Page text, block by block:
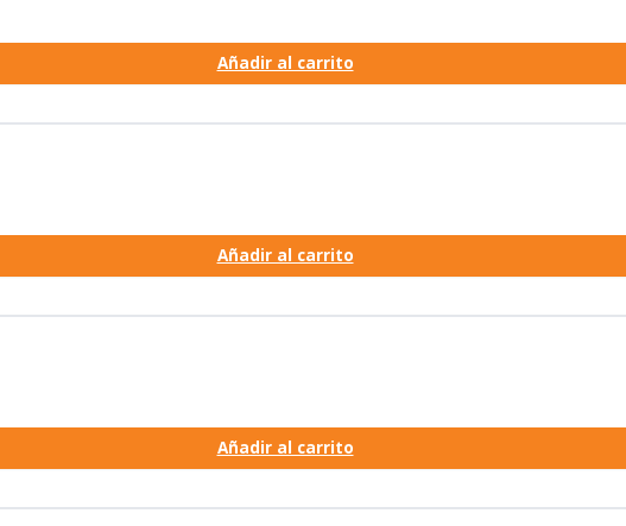
Añadir al carrito
Añadir al carrito
Añadir al carrito